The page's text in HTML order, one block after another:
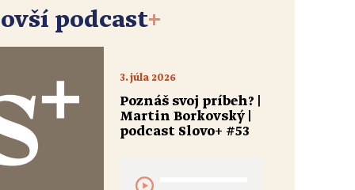
podcast+
3. júla 2026
Poznáš svoj príbeh? |
Martin Borkovský |
podcast Slovo+ #53